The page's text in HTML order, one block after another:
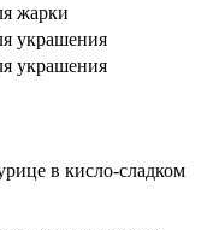
жарки
украшения
украшения
в кисло-сладком